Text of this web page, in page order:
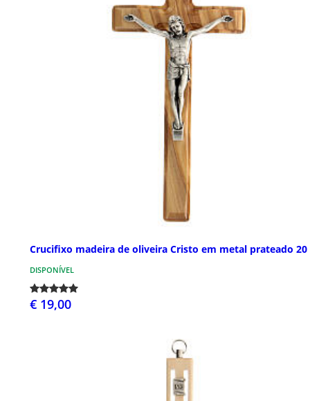
Crucifixo madeira de oliveira Cristo em metal prateado 20
DISPONÍVEL
€ 19,00